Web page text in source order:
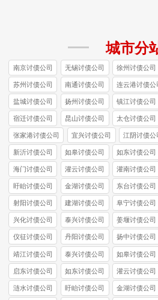
城市分
南京讨债公司 无锡讨债公司 徐州讨债公司
苏州讨债公司 南通讨债公司 连云港讨债公
盐城讨债公司 扬州讨债公司 镇江讨债公司
宿迁讨债公司 昆山讨债公司 太仓讨债公司
张家港讨债公司 宜兴讨债公司 江阴讨债公
新沂讨债公司 如皋讨债公司 如东讨债公司
海门讨债公司 灌云讨债公司 灌南讨债公司
盱眙讨债公司 金湖讨债公司 东台讨债公司
射阳讨债公司 建湖讨债公司 阜宁讨债公司
兴化讨债公司 泰兴讨债公司 姜堰讨债公司
仪征讨债公司 丹阳讨债公司 扬中讨债公司
靖江讨债公司 泰兴讨债公司 如皋讨债公司
启东讨债公司 如东讨债公司 灌云讨债公司
涟水讨债公司 盱眙讨债公司 金湖讨债公司